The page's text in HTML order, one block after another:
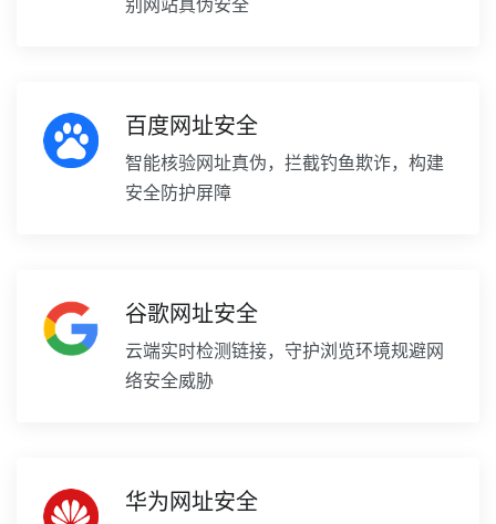
别网站真伪安全
百度网址安全
智能核验网址真伪，拦截钓鱼欺诈，构建
安全防护屏障
谷歌网址安全
云端实时检测链接，守护浏览环境规避网
络安全威胁
华为网址安全